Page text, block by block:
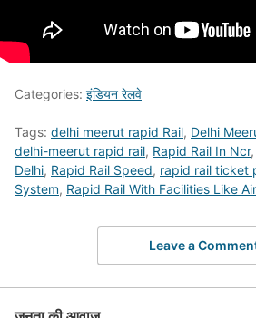
Categories: इंडियन रेलवे
Tags: delhi meerut rapid Rail, Delhi
delhi-meerut rapid rail, Rapid Rail In Ncr,
Delhi, Rapid Rail Speed, rapid rail ticket
System, Rapid Rail With Facilities Like
Leave a